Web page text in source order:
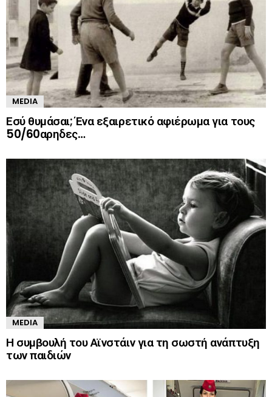
MEDIA
Εσύ θυμάσαι; Ένα εξαιρετικό αφιέρωμα για τους
50/60αρηδες…
MEDIA
Η συμβουλή του Αϊνστάιν για τη σωστή ανάπτυξη
των παιδιών